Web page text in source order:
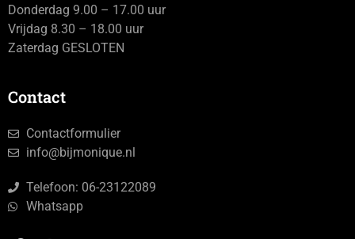
Donderdag 9.00 – 17.00 uur
Vrijdag 8.30 – 18.00 uur
Zaterdag GESLOTEN
Contact
Contactformulier
info@bijmonique.nl
Telefoon: 06-23122089
Whatsapp